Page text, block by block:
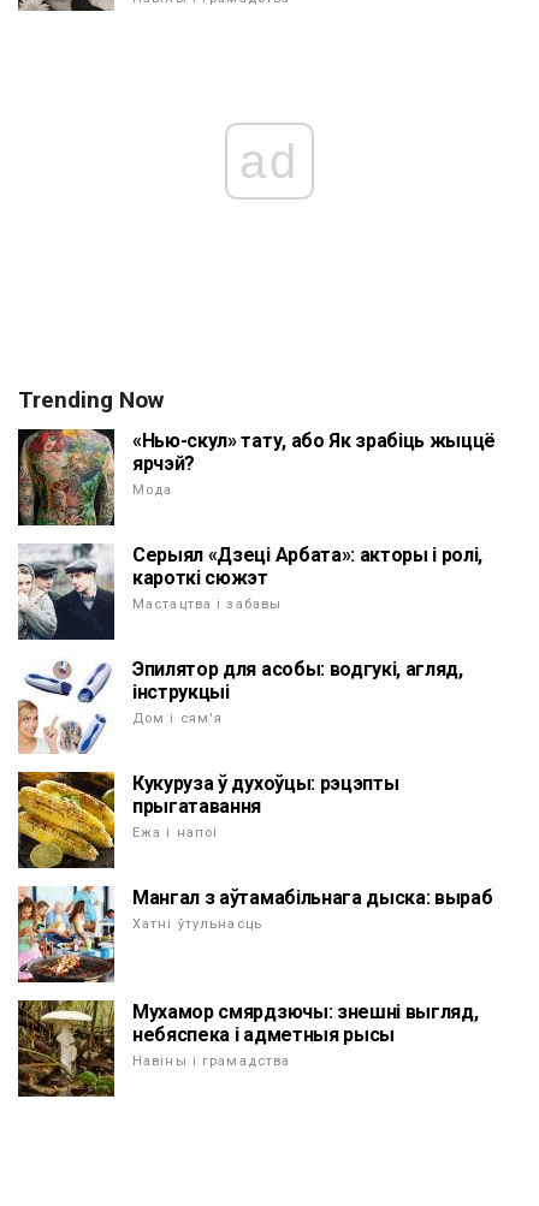
ad
Trending Now
«Нью-скул» тату, або Як зрабіць жыццё
ярчэй?
Мода
Серыял «Дзеці Арбата»: акторы і ролі,
кароткі сюжэт
Мастацтва і забавы
Эпилятор для асобы: водгукі, агляд,
інструкцыі
Дом і сям'я
Кукуруза ў духоўцы: рэцэпты
прыгатавання
Ежа і напоі
Мангал з аўтамабільнага дыска: выраб
Хатні ўтульнасць
Мухамор смярдзючы: знешні выгляд,
небяспека і адметныя рысы
Навіны і грамадства